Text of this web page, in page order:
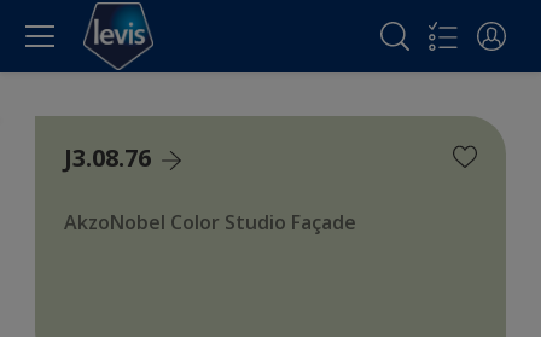
J3.08.76
AkzoNobel Color Studio Façade